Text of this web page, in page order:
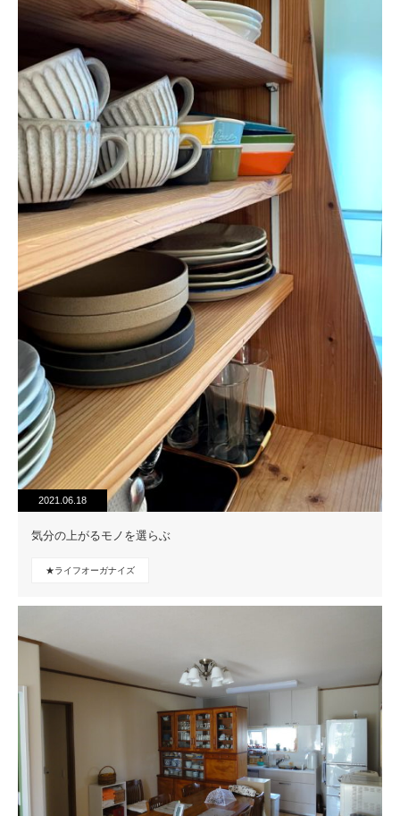
2021.06.18
気分の上がるモノを選らぶ
★ライフオーガナイズ